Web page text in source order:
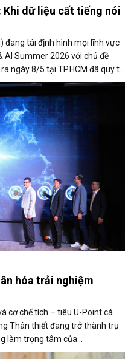
Khi dữ liệu cất tiếng nói
đang tái định hình mọi lĩnh vực
AI Summer 2026 với chủ đề
ngày 8/5 tại TP.HCM đã quy tụ
quản lý, chuyên gia công nghệ,
đổi mới sáng tạo.
hóa trải nghiệm
cơ chế tích – tiêu U-Point cá
Thân thiết đang trở thành trụ
làm trọng tâm của